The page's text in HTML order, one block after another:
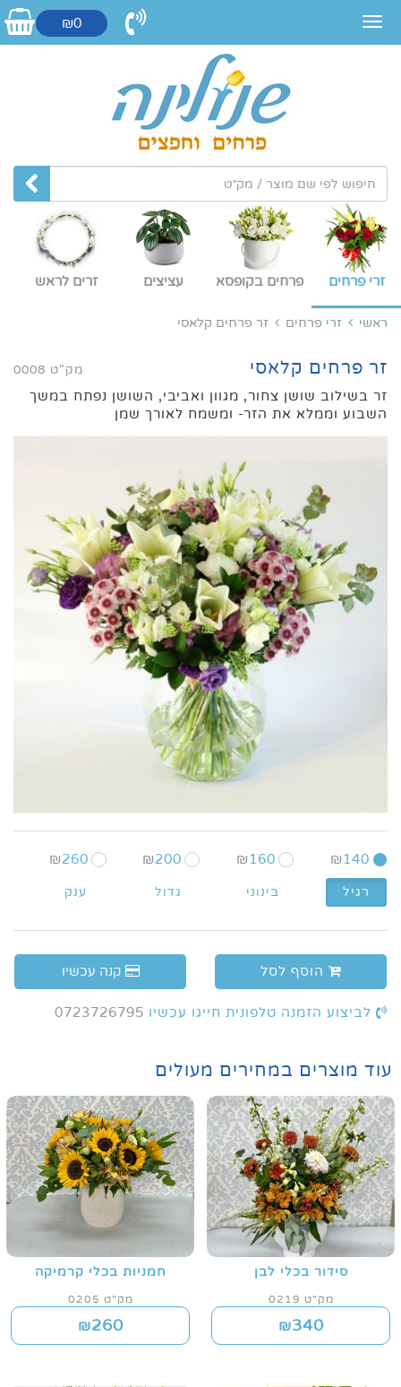
₪0
זרי פרחים פרחים בקופסא עציצים זרים לראש
ראשי זרי פרחים זר פרחים קלאסי
זר פרחים קלאסי מק"ט 0008
זר בשילוב שושן צחור, מגוון ואביבי, השושן נפתח במשך
השבוע וממלא את הזר- ומשמח לאורך שמן
₪ 140
₪ 160
₪200
₪260
רגיל בינוני גדול ענק
הוסף לסל קנה עכשיו
לביצוע הזמנה טלפונית חייגו עכשיו 0723726795
עוד מוצרים במחירים מעולים
סידור בכלי לבן
מק"ט 0219
₪340
חמניות בכלי קרמיקה
מק"ט 0205
₪260